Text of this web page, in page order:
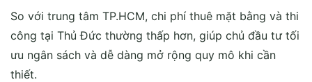
Quy trình tư vấn, sản xuất và lắp đặt Thi Công
Quán Cafe
7.2. Tổ Chức Sự Kiện Khai Trương